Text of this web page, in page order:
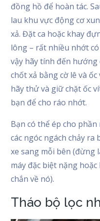
đồng hồ để hoàn tác.
lau khu vực động cơ
xả. Đặt ca hoặc khay
lông – rất nhiều nhớt
vậy hãy tính đến
chốt xả bằng cờ lê và
hãy thử và giữ chặt ốc
bạn để cho ráo nhớt.
Bạn có thể ép cho
các ngóc ngách chảy
xe sang mỗi bên (đừng
máy đặc biệt nặng
chắn về nó).
Tháo bộ lọc